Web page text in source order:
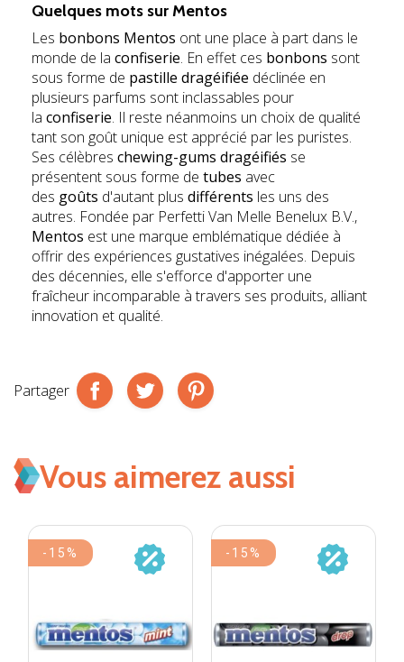
Quelques mots surMentos
Les bonbons Mentos ont une place à part dans le
monde de la confiserie. En effet ces bonbons sont
sous forme de pastille dragéifiée déclinée en
plusieurs parfums sont inclassables pour
la confiserie. Il reste néanmoins un choix de qualité
tant son goût unique est apprécié par les puristes.
Ses célèbres chewing-gums dragéifiés se
présentent sous forme de tubes avec
des goûts d'autant plus différents les uns des
autres. Fondée par Perfetti Van Melle Benelux B.V.,
Mentos est une marque emblématique dédiée à
offrir des expériences gustatives inégalées. Depuis
des décennies, elle s'efforce d'apporter une
fraîcheur incomparable à travers ses produits, alliant
innovation et qualité.
Partager
Vous aimerez aussi
-15% -15%